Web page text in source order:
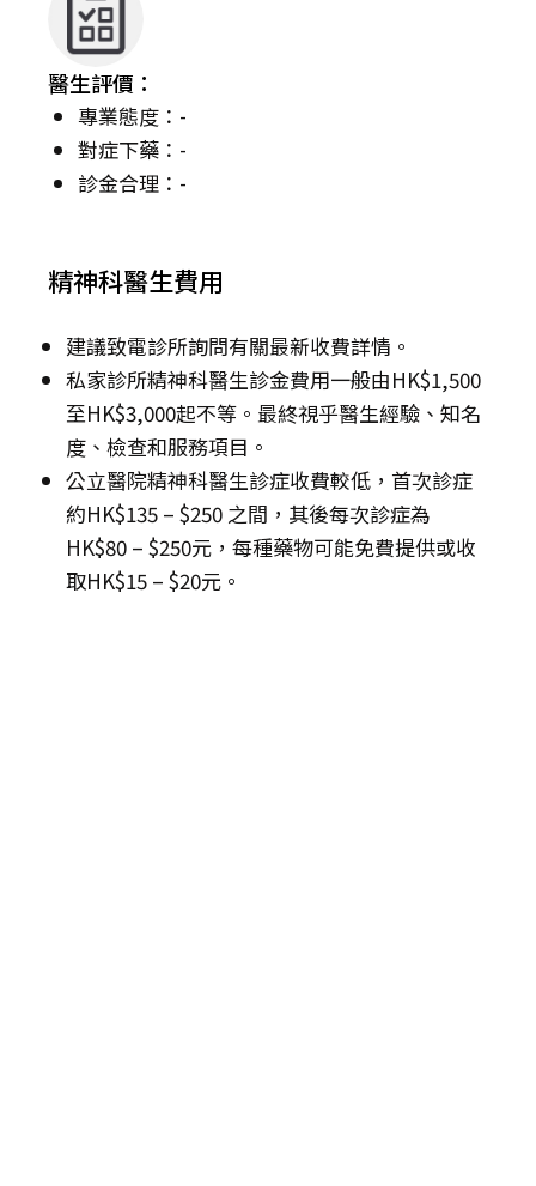
醫生評價：
專業態度：-
對症下藥：-
診金合理：-
精神科醫生費用
建議致電診所詢問有關最新收費詳情。
私家診所精神科醫生診金費用一般由HK$1,500
至HK$3,000起不等。最終視乎醫生經驗、知名
度、檢查和服務項目。
公立醫院精神科醫生診症收費較低，首次診症
約HK$135 – $250 之間，其後每次診症為
HK$80 – $250元，每種藥物可能免費提供或收
取HK$15 – $20元。